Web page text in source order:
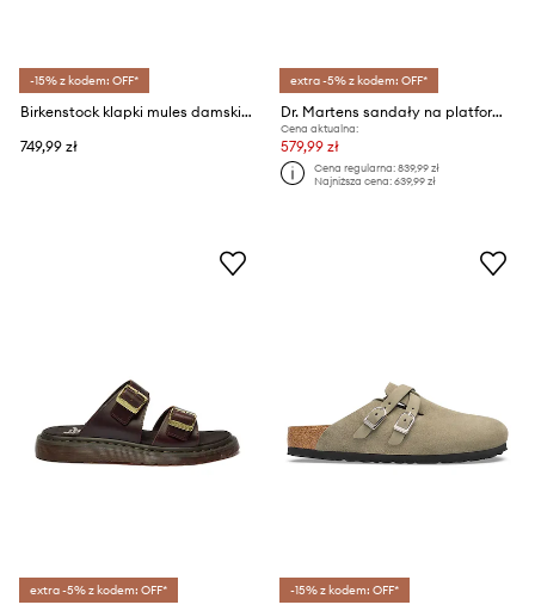
-15% z kodem: OFF*
Birkenstock klapki mules damskie zamszowe Blair Suede Leather
749,99 zł
extra -5% z kodem: OFF*
Dr. Martens sandały na platformie damskie skórzane Wrenlie
Cena aktualna:
579,99 zł
Cena regularna:839,99 zł
Najniższa cena:639,99 zł
extra -5% z kodem: OFF* -15% z kodem: OFF*